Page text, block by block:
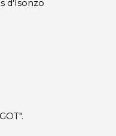
d'Isonzo